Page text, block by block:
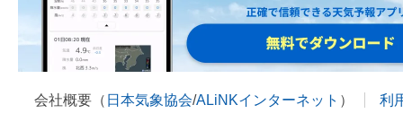
会社概要（ 日本気象協会/ALiNKインターネット ） 利